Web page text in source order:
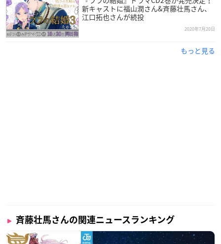
新キャストに福山潤さん&斉藤壮馬さん、
江口拓也さんが続投
2020年7月20日
もっと見る
斉藤壮馬さんの関連ニュースランキング